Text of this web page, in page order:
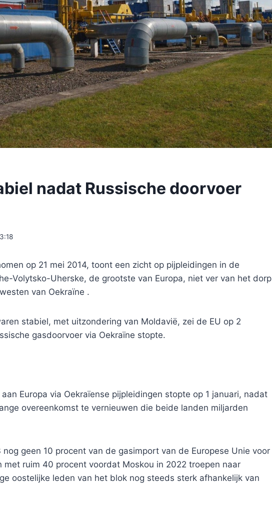
nadat Russische doorvoer
op 21 mei 2014, toont een zicht op pijpleidingen in de
Volytsko-Uherske, de grootste van Europa, niet ver van het dorp
van Oekraïne .
stabiel, met uitzondering van Moldavië, zei de EU op 2
gasdoorvoer via Oekraïne stopte.
Europa via Oekraïense pijpleidingen stopte op 1 januari, nadat
overeenkomst te vernieuwen die beide landen miljarden
geen 10 procent van de gasimport van de Europese Unie voor
met ruim 40 procent voordat Moskou in 2022 troepen naar
oostelijke leden van het blok nog steeds sterk afhankelijk van